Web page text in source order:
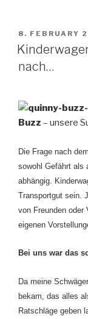
POSTED
ON
8. FEBRUARY
nach…
Buzz – unsere
Die Frage nach
sowohl Gefährt als
abhängig.
Transportgut sein.
von Freunden oder
eigenen
Bei uns war das
Da meine
bekam, das alles
Ratschläge geben